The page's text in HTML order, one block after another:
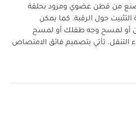
من قطن عضوي ومزود بحلقة
حول الرقبة. كما يمكن
أو لمسح وجه طفلك أو لمسح
التنقل. تأتي بتصميم فائق الامتصاص